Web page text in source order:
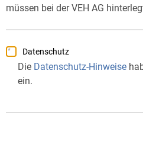
müssen bei der VEH AG
Datenschutz
Die Datenschutz-Hinweise
ein.